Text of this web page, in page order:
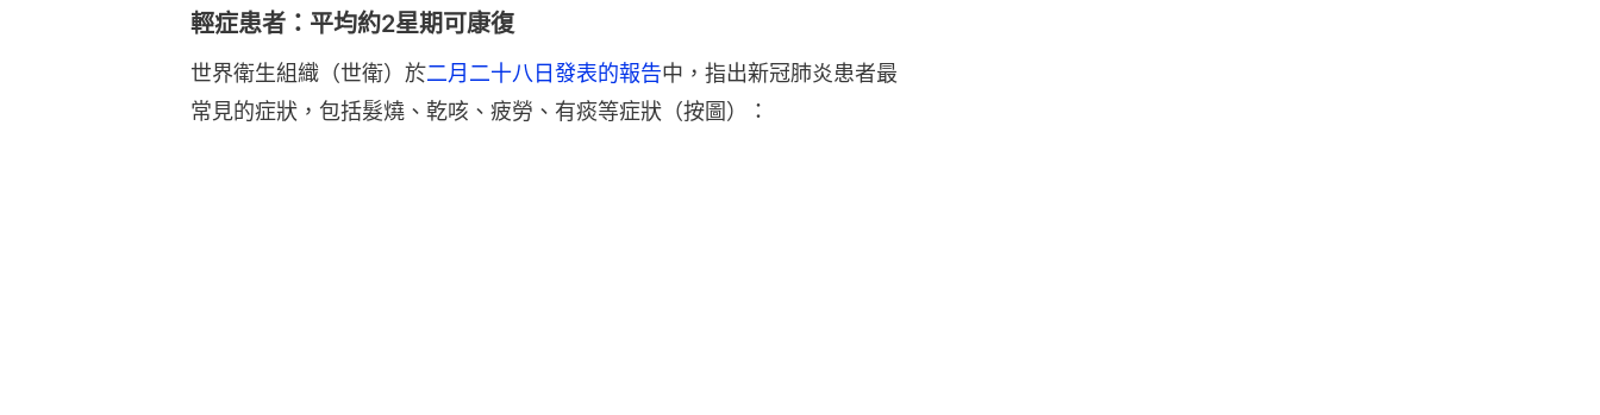
輕症患者：平均約2星期可康復
世界衛生組織（世衛）於二月二十八日發表的報告中，指出新冠肺炎患者最
常見的症狀，包括髮燒、乾咳、疲勞、有痰等症狀（按圖）：